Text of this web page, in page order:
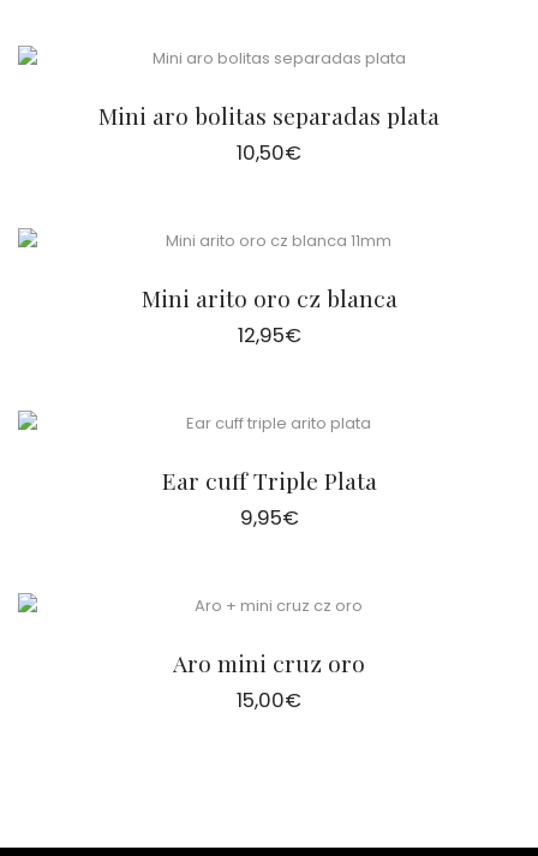
Mini aro bolitas separadas plata
10,50€
Mini arito oro cz blanca
12,95€
Ear cuff Triple Plata
9,95€
Aro mini cruz oro
15,00€